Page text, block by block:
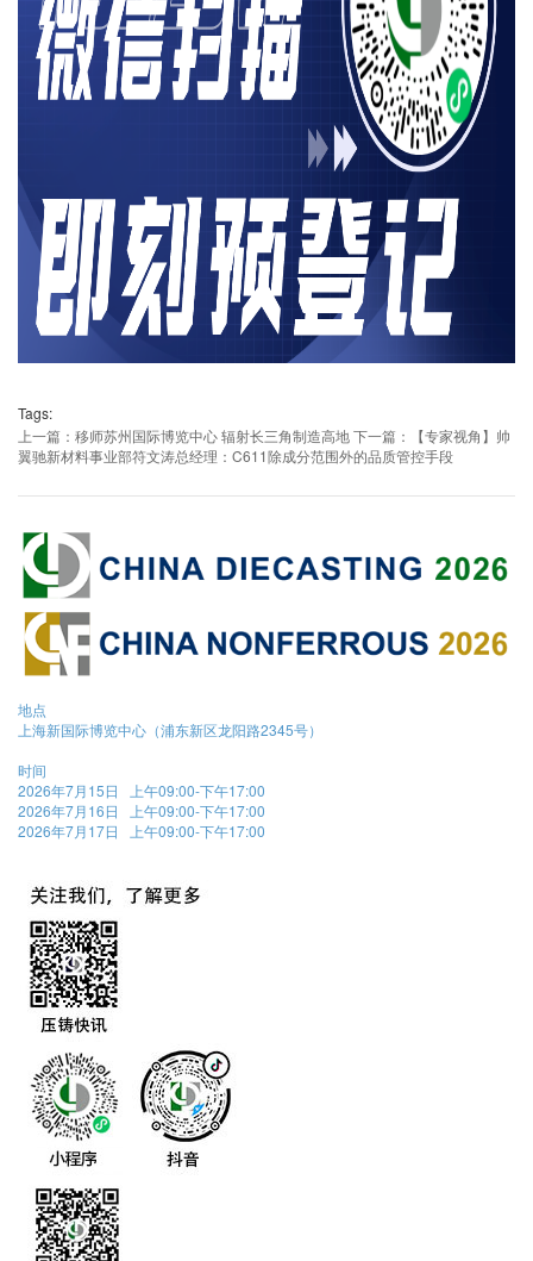
Tags:
上一篇：移师苏州国际博览中心 辐射长三角制造高地下一篇：【专家视角】帅
翼驰新材料事业部符文涛总经理：C611除成分范围外的品质管控手段
地点
上海新国际博览中心（浦东新区龙阳路2345号）
时间
2026年7月15日 上午09:00-下午17:00
2026年7月16日 上午09:00-下午17:00
2026年7月17日 上午09:00-下午17:00